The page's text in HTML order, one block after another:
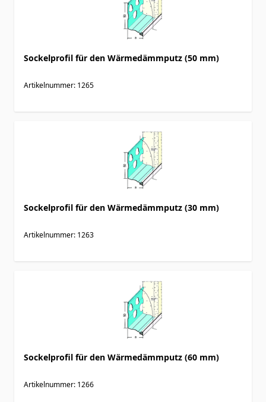
Sockelprofil für den Wärmedämmputz (50 mm)
Artikelnummer: 1265
Sockelprofil für den Wärmedämmputz (30 mm)
Artikelnummer: 1263
Sockelprofil für den Wärmedämmputz (60 mm)
Artikelnummer: 1266